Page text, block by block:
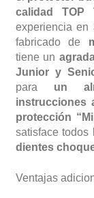
calidad TOP
experiencia en
fabricado de
tiene un
Junior y
para un
instrucciones
protección
satisface
dientes
Ventajas